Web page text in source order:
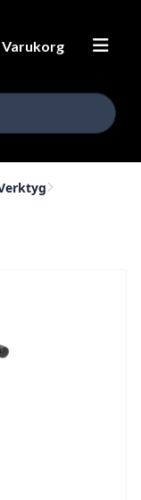
Varukorg